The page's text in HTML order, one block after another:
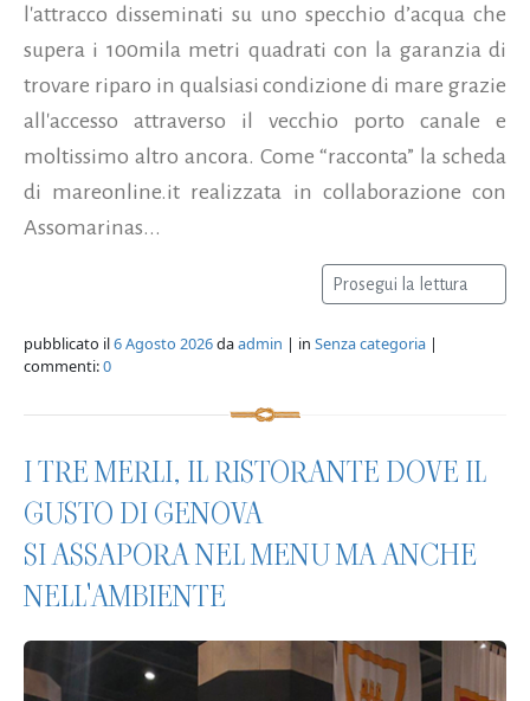
l'attracco disseminati su uno specchio d’acqua che
supera i 100mila metri quadrati con la garanzia di
trovare riparo in qualsiasi condizione di mare grazie
all'accesso attraverso il vecchio porto canale e
moltissimo altro ancora. Come “racconta” la scheda
di mareonline.it realizzata in collaborazione con
Assomarinas...
Prosegui la lettura
pubblicato il6 Agosto 2026daadmin | in Senza categoria |
commenti:0
I TRE MERLI, IL RISTORANTE DOVE IL
GUSTO DI GENOVA
SI ASSAPORA NEL MENU MA ANCHE
NELL'AMBIENTE